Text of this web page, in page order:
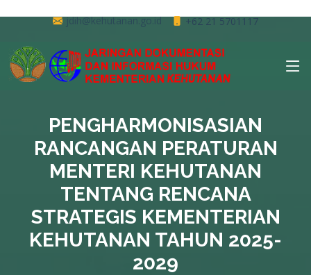
jdih@kehutanan.go.id +62 21 5701117
PENGHARMONISASIAN
RANCANGAN PERATURAN
MENTERI KEHUTANAN
TENTANG RENCANA
STRATEGIS KEMENTERIAN
KEHUTANAN TAHUN 2025-
2029